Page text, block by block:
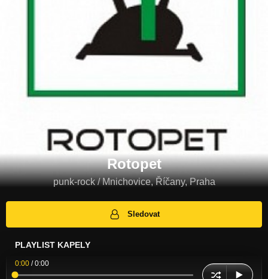
Rotopet
punk-rock / Mnichovice, Říčany, Praha
Sledovat
PLAYLIST KAPELY
0:00 /0:00